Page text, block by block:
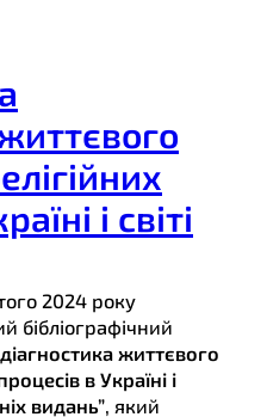
і світі
2024 року
бібліографічний
діагностика життєвого
в Україні і
видань”, який